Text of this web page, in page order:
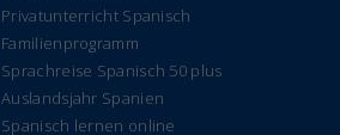
Privatunterricht Spanisch
Familienprogramm
Sprachreise Spanisch 50 plus
Auslandsjahr Spanien
Spanisch lernen online